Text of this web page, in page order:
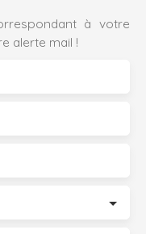
à votre
alerte mail !